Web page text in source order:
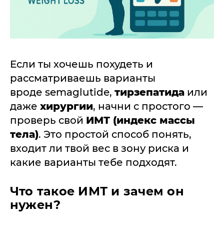
Если ты хочешь похудеть и
рассматриваешь варианты
вроде semaglutide, тирзепатида или
даже хирургии, начни с простого —
проверь свой ИМТ (индекс массы
тела). Это простой способ понять,
входит ли твой вес в зону риска и
какие варианты тебе подходят.
Что такое ИМТ и зачем он
нужен?